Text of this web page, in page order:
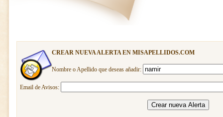
CREAR NUEVA ALERTA EN MISAPELLIDOS.COM
Nombre o Apellido que deseas añadir:
Email de Avisos: